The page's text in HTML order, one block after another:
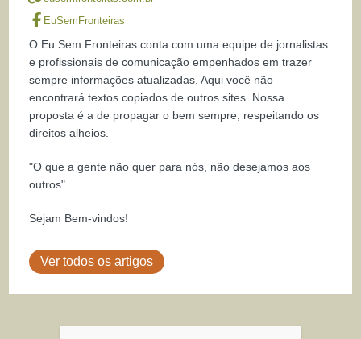
EuSemFronteiras
O Eu Sem Fronteiras conta com uma equipe de jornalistas
e profissionais de comunicação empenhados em trazer
sempre informações atualizadas. Aqui você não
encontrará textos copiados de outros sites. Nossa
proposta é a de propagar o bem sempre, respeitando os
direitos alheios.
"O que a gente não quer para nós, não desejamos aos
outros"
Sejam Bem-vindos!
Ver todos os artigos